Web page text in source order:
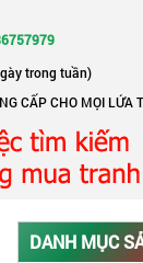
trong tuần)
CẤP CHO MỌI LỨA
DANH MỤC